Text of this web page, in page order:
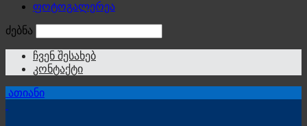
ფოტოგალერეა
ძებნა
ჩვენ შესახებ
კონტაქტი
ათიანი